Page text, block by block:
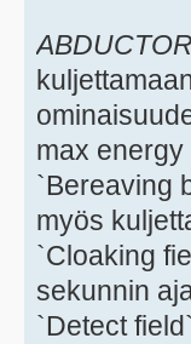
ABDUCTOR
max energy
`Bereaving
myös
`Cloaking
sekunnin
`Detect